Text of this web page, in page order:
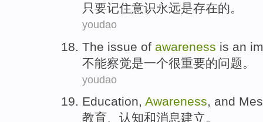
只要记住意识永远是存在的。
youdao
The issue of awareness is an
不能察觉是一个很重要的问题 。
youdao
Education, Awareness, and
教育、 认知和消息建立。